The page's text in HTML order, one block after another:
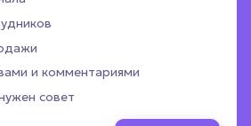
и комментариями
совет
ПОДБОР